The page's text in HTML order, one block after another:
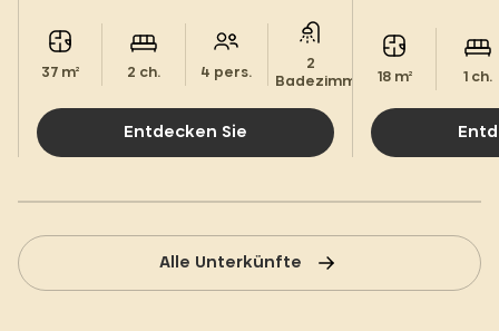
perfekte Balance zwischen Design und
37 m²
2 ch. 4 pers.
2
Badezimmer.
Entdecken Sie
18 m² 1 ch.
Alle Unterkünfte